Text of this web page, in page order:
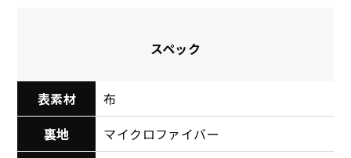
スペック
表素材
布
裏地
マイクロファイバー